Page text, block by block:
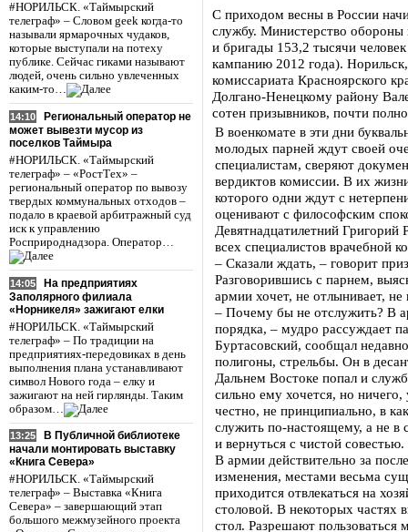
#НОРИЛЬСК. «Таймырский
телеграф» – Словом geek когда-то
называли ярмарочных чудаков,
которые выступали на потеху
публике. Сейчас гиками называют
людей, очень сильно увлеченных
каким-то…
14:10
Региональный оператор не
может вывезти мусор из
поселков Таймыра
#НОРИЛЬСК. «Таймырский
телеграф» – «РостТех» –
региональный оператор по вывозу
твердых коммунальных отходов –
подало в краевой арбитражный суд
иск к управлению
Росприроднадзора. Оператор…
14:05
На предприятиях
Заполярного филиала
«Норникеля» зажигают елки
#НОРИЛЬСК. «Таймырский
телеграф» – По традиции на
предприятиях-передовиках в день
выполнения плана устанавливают
символ Нового года – елку и
зажигают на ней гирлянды. Таким
образом…
13:25
В Публичной библиотеке
начали монтировать выставку
«Книга Севера»
#НОРИЛЬСК. «Таймырский
телеграф» – Выставка «Книга
Севера» – завершающий этап
большого межмузейного проекта
С приходом весны в России
службу. Министерство обороны
и бригады 153,2 тысячи
кампанию 2012 года).
комиссариата Красноярского
Долгано-Ненецкому району
сотен призывников, почти
В военкомате в эти дни
молодых парней ждут своей
специалистам, сверяют
вердиктов комиссии. В их
которого одни ждут с
оценивают с философским
Девятнадцатилетний
всех специалистов врачебной
– Сказали ждать, – говорит
Разговорившись с парнем,
армии хочет, не отлынивает, не
– Почему бы не отслужить? В
порядка, – мудро рассуждает
Буртасовский, сообщал
полигоны, стрельбы. Он в
Дальнем Востоке попал и
сильно ему хочется, но
честно, не принципиально, в
служить по-настоящему, а не в
и вернуться с чистой совестью.
В армии действительно за
изменения, местами весьма
приходится отвлекаться на
столовой. В некоторых частях
стол. Разрешают